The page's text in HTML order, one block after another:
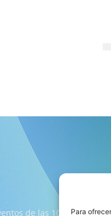
Para
de las 103